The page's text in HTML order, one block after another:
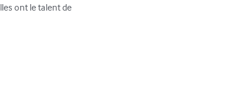
ont le talent de